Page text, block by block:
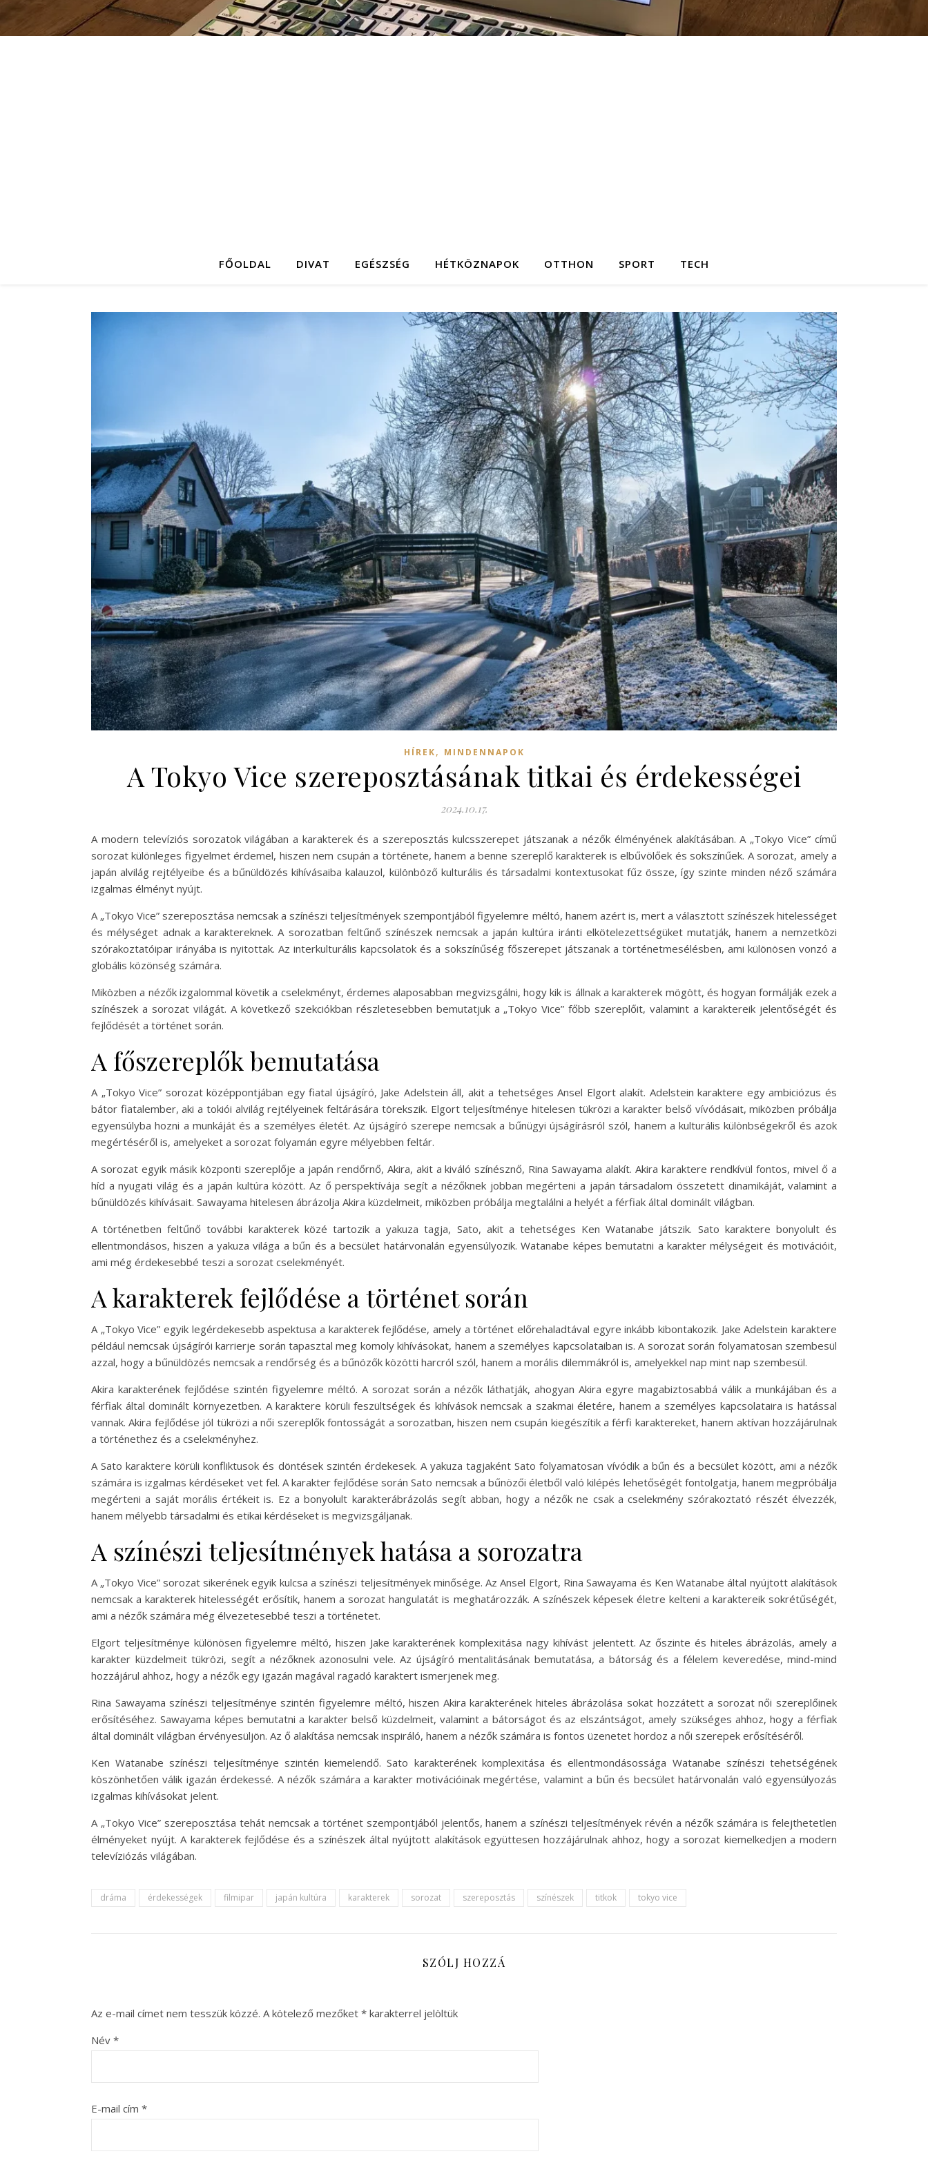
FŐOLDAL DIVAT EGÉSZSÉG HÉTKÖZNAPOK OTTHON SPORT TECH
HÍREK, MINDENNAPOK
A Tokyo Vice szereposztásának titkai és érdekességei
2024.10.17.
A modern televíziós sorozatok világában a karakterek és a szereposztás kulcsszerepet játszanak a nézők élményének alakításában. A „Tokyo Vice” című
sorozat különleges figyelmet érdemel, hiszen nem csupán a története, hanem a benne szereplő karakterek is elbűvölőek és sokszínűek. A sorozat, amely a
japán alvilág rejtélyeibe és a bűnüldözés kihívásaiba kalauzol, különböző kulturális és társadalmi kontextusokat fűz össze, így szinte minden néző számára
izgalmas élményt nyújt.
A „Tokyo Vice” szereposztása nemcsak a színészi teljesítmények szempontjából figyelemre méltó, hanem azért is, mert a választott színészek hitelességet
és mélységet adnak a karaktereknek. A sorozatban feltűnő színészek nemcsak a japán kultúra iránti elkötelezettségüket mutatják, hanem a nemzetközi
szórakoztatóipar irányába is nyitottak. Az interkulturális kapcsolatok és a sokszínűség főszerepet játszanak a történetmesélésben, ami különösen vonzó a
globális közönség számára.
Miközben a nézők izgalommal követik a cselekményt, érdemes alaposabban megvizsgálni, hogy kik is állnak a karakterek mögött, és hogyan formálják ezek a
színészek a sorozat világát. A következő szekciókban részletesebben bemutatjuk a „Tokyo Vice” főbb szereplőit, valamint a karaktereik jelentőségét és
fejlődését a történet során.
A főszereplők bemutatása
A „Tokyo Vice” sorozat középpontjában egy fiatal újságíró, Jake Adelstein áll, akit a tehetséges Ansel Elgort alakít. Adelstein karaktere egy ambiciózus és
bátor fiatalember, aki a tokiói alvilág rejtélyeinek feltárására törekszik. Elgort teljesítménye hitelesen tükrözi a karakter belső vívódásait, miközben próbálja
egyensúlyba hozni a munkáját és a személyes életét. Az újságíró szerepe nemcsak a bűnügyi újságírásról szól, hanem a kulturális különbségekről és azok
megértéséről is, amelyeket a sorozat folyamán egyre mélyebben feltár.
A sorozat egyik másik központi szereplője a japán rendőrnő, Akira, akit a kiváló színésznő, Rina Sawayama alakít. Akira karaktere rendkívül fontos, mivel ő a
híd a nyugati világ és a japán kultúra között. Az ő perspektívája segít a nézőknek jobban megérteni a japán társadalom összetett dinamikáját, valamint a
bűnüldözés kihívásait. Sawayama hitelesen ábrázolja Akira küzdelmeit, miközben próbálja megtalálni a helyét a férfiak által dominált világban.
A történetben feltűnő további karakterek közé tartozik a yakuza tagja, Sato, akit a tehetséges Ken Watanabe játszik. Sato karaktere bonyolult és
ellentmondásos, hiszen a yakuza világa a bűn és a becsület határvonalán egyensúlyozik. Watanabe képes bemutatni a karakter mélységeit és motivációit,
ami még érdekesebbé teszi a sorozat cselekményét.
A karakterek fejlődése a történet során
A „Tokyo Vice” egyik legérdekesebb aspektusa a karakterek fejlődése, amely a történet előrehaladtával egyre inkább kibontakozik. Jake Adelstein karaktere
például nemcsak újságírói karrierje során tapasztal meg komoly kihívásokat, hanem a személyes kapcsolataiban is. A sorozat során folyamatosan szembesül
azzal, hogy a bűnüldözés nemcsak a rendőrség és a bűnözők közötti harcról szól, hanem a morális dilemmákról is, amelyekkel nap mint nap szembesül.
Akira karakterének fejlődése szintén figyelemre méltó. A sorozat során a nézők láthatják, ahogyan Akira egyre magabiztosabbá válik a munkájában és a
férfiak által dominált környezetben. A karaktere körüli feszültségek és kihívások nemcsak a szakmai életére, hanem a személyes kapcsolataira is hatással
vannak. Akira fejlődése jól tükrözi a női szereplők fontosságát a sorozatban, hiszen nem csupán kiegészítik a férfi karaktereket, hanem aktívan hozzájárulnak
a történethez és a cselekményhez.
A Sato karaktere körüli konfliktusok és döntések szintén érdekesek. A yakuza tagjaként Sato folyamatosan vívódik a bűn és a becsület között, ami a nézők
számára is izgalmas kérdéseket vet fel. A karakter fejlődése során Sato nemcsak a bűnözői életből való kilépés lehetőségét fontolgatja, hanem megpróbálja
megérteni a saját morális értékeit is. Ez a bonyolult karakterábrázolás segít abban, hogy a nézők ne csak a cselekmény szórakoztató részét élvezzék,
hanem mélyebb társadalmi és etikai kérdéseket is megvizsgáljanak.
A színészi teljesítmények hatása a sorozatra
A „Tokyo Vice” sorozat sikerének egyik kulcsa a színészi teljesítmények minősége. Az Ansel Elgort, Rina Sawayama és Ken Watanabe által nyújtott alakítások
nemcsak a karakterek hitelességét erősítik, hanem a sorozat hangulatát is meghatározzák. A színészek képesek életre kelteni a karaktereik sokrétűségét,
ami a nézők számára még élvezetesebbé teszi a történetet.
Elgort teljesítménye különösen figyelemre méltó, hiszen Jake karakterének komplexitása nagy kihívást jelentett. Az őszinte és hiteles ábrázolás, amely a
karakter küzdelmeit tükrözi, segít a nézőknek azonosulni vele. Az újságíró mentalitásának bemutatása, a bátorság és a félelem keveredése, mind-mind
hozzájárul ahhoz, hogy a nézők egy igazán magával ragadó karaktert ismerjenek meg.
Rina Sawayama színészi teljesítménye szintén figyelemre méltó, hiszen Akira karakterének hiteles ábrázolása sokat hozzátett a sorozat női szereplőinek
erősítéséhez. Sawayama képes bemutatni a karakter belső küzdelmeit, valamint a bátorságot és az elszántságot, amely szükséges ahhoz, hogy a férfiak
által dominált világban érvényesüljön. Az ő alakítása nemcsak inspiráló, hanem a nézők számára is fontos üzenetet hordoz a női szerepek erősítéséről.
Ken Watanabe színészi teljesítménye szintén kiemelendő. Sato karakterének komplexitása és ellentmondásossága Watanabe színészi tehetségének
köszönhetően válik igazán érdekessé. A nézők számára a karakter motivációinak megértése, valamint a bűn és becsület határvonalán való egyensúlyozás
izgalmas kihívásokat jelent.
A „Tokyo Vice” szereposztása tehát nemcsak a történet szempontjából jelentős, hanem a színészi teljesítmények révén a nézők számára is felejthetetlen
élményeket nyújt. A karakterek fejlődése és a színészek által nyújtott alakítások együttesen hozzájárulnak ahhoz, hogy a sorozat kiemelkedjen a modern
televíziózás világában.
dráma érdekességek filmipar japán kultúra karakterek sorozat szereposztás színészek titkok tokyo vice
SZÓLJ HOZZÁ
Az e-mail címet nem tesszük közzé. A kötelező mezőket * karakterrel jelöltük
Név *
E-mail cím *